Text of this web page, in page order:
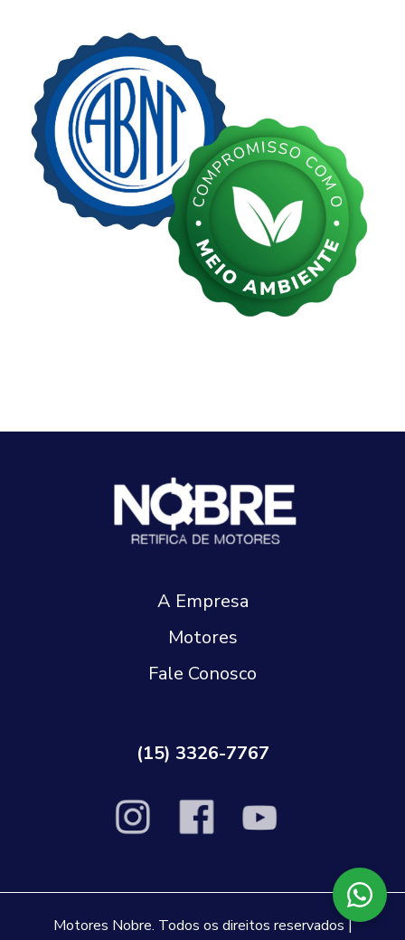
A Empresa
Motores
Fale Conosco
(15) 3326-7767
Motores Nobre. Todos os direitos reservados |